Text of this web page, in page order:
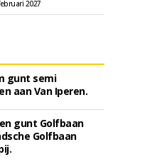
2027
gunt semi
aan Van Iperen.
gunt Golfbaan
Golfbaan